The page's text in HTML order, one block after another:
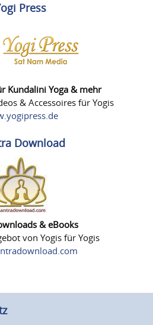
Press
Kundalini Yoga & mehr
& Accessoires für Yogis
Download
& eBooks
von Yogis für Yogis